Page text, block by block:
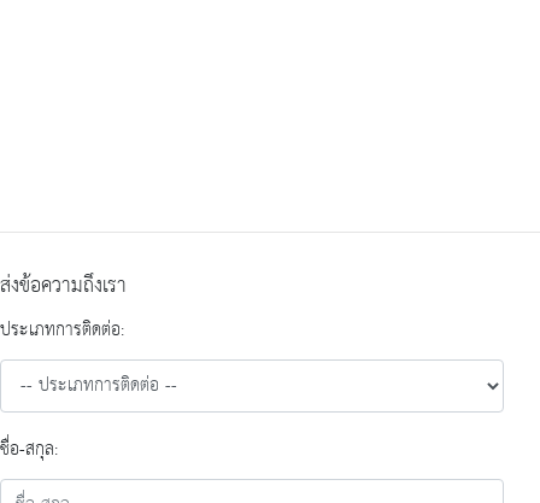
ส่งข้อความถึงเรา
ประเภทการติดต่อ:
ชื่อ-สกุล: